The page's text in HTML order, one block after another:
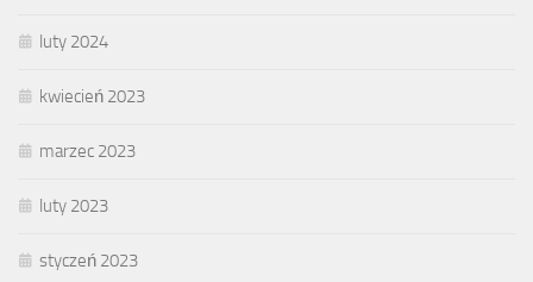
luty 2024
kwiecień 2023
marzec 2023
luty 2023
styczeń 2023